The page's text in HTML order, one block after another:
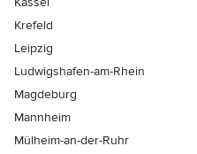
Krefeld
Leipzig
Ludwigshafen-am-Rhein
Magdeburg
Mannheim
Mülheim-an-der-Ruhr